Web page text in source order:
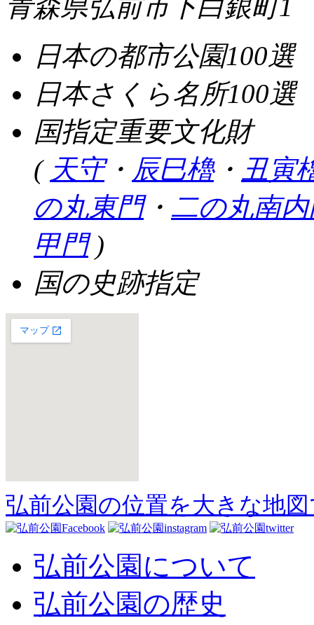
青森県弘前市下白銀町1
日本の都市公園100選
日本さくら名所100選
国指定重要文化財
( 天守・ 辰巳櫓・ 丑寅
の丸東門・ 二の丸南
甲門)
国の史跡指定
弘前公園の位置を大きな地
弘前公園について
弘前公園の歴史